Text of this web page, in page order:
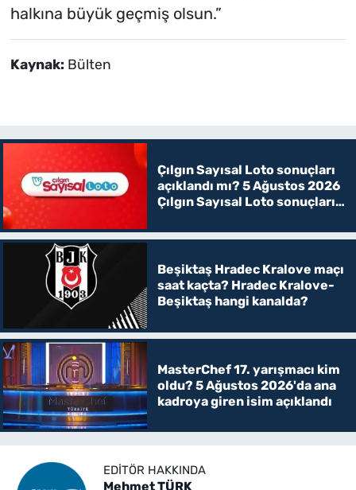
halkına büyük geçmiş olsun.”
Kaynak: Bülten
Çılgın Sayısal Loto sonuçları
açıklandı mı? 5 Ağustos 2026
Çılgın Sayısal Loto sonuçları
Beşiktaş Hradec Kralove maçı
saat kaçta? Hradec Kralove-
Beşiktaş hangi kanalda?
MasterChef 17. yarışmacı kim
oldu? 5 Ağustos 2026'da ana
kadroya giren isim açıklandı
EDITÖR HAKKINDA
Mehmet TÜRK